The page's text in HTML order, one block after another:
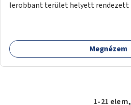
lerobbant terület helyett rendezett
Megnézem
1-21 elem